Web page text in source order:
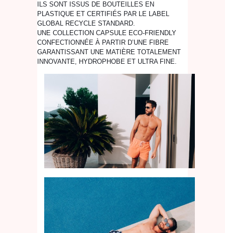
ILS SONT ISSUS DE BOUTEILLES EN
PLASTIQUE ET CERTIFIÉS PAR LE LABEL
GLOBAL RECYCLE STANDARD.
UNE COLLECTION CAPSULE ECO-FRIENDLY
CONFECTIONNÉE À PARTIR D’UNE FIBRE
GARANTISSANT UNE MATIÈRE TOTALEMENT
INNOVANTE, HYDROPHOBE ET ULTRA FINE.